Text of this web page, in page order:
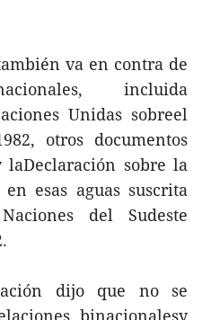
va en contra de
incluida
Unidas sobreel
otros documentos
laDeclaración sobre la
esas aguas suscrita
del Sudeste
dijo que no se
binacionalesy